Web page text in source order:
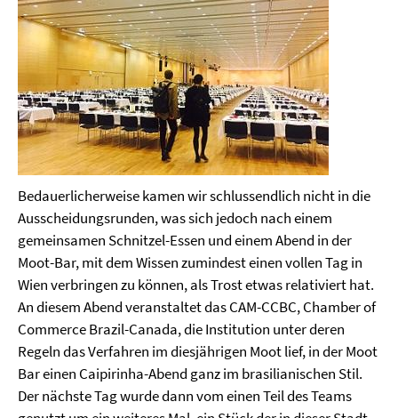
Bedauerlicherweise kamen wir schlussendlich nicht in die
Ausscheidungsrunden, was sich jedoch nach einem
gemeinsamen Schnitzel-Essen und einem Abend in der
Moot-Bar, mit dem Wissen zumindest einen vollen Tag in
Wien verbringen zu können, als Trost etwas relativiert hat.
An diesem Abend veranstaltet das CAM-CCBC, Chamber of
Commerce Brazil-Canada, die Institution unter deren
Regeln das Verfahren im diesjährigen Moot lief, in der Moot
Bar einen Caipirinha-Abend ganz im brasilianischen Stil.
Der nächste Tag wurde dann vom einen Teil des Teams